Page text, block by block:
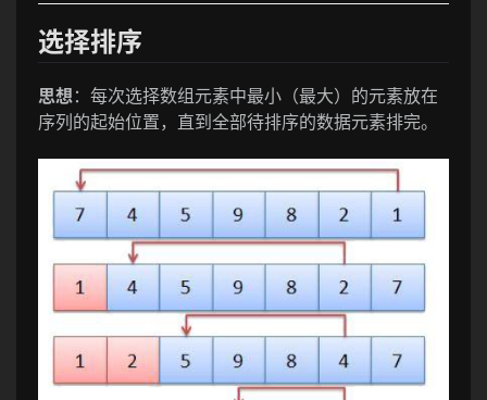
选择排序
思想：每次选择数组元素中最小（最大）的元素放在
序列的起始位置，直到全部待排序的数据元素排完。